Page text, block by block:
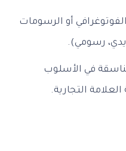
أو الرسومات
رسومي).
في الأسلوب
التجارية.